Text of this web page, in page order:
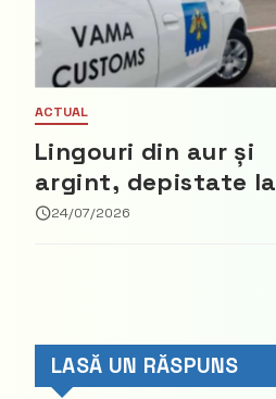
ACTUAL
Lingouri din aur și
argint, depistate la
vama Aeroport
24/07/2026
LASĂ UN RĂSPUNS